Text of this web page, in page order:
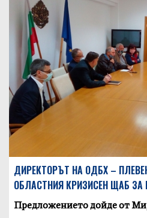
ДИРЕКТОРЪТ НА ОДБХ –
ОБЛАСТНИЯ КРИЗИСЕН ЩАБ ЗА
Предложението дойде от